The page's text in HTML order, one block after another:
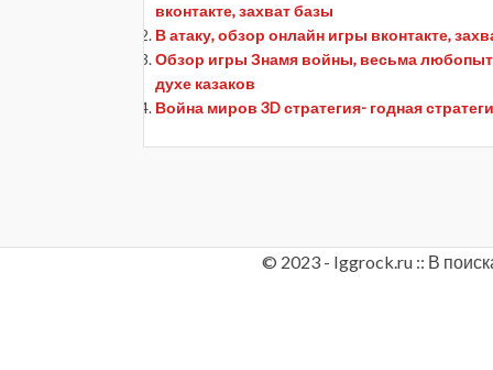
вконтакте, захват базы
В атаку, обзор онлайн игры вконтакте,
Обзор игры Знамя войны, весьма
духе казаков
Война миров 3D стратегия- годная
© 2023 - Iggrock.ru :: В